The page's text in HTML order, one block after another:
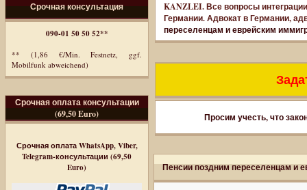
Срочная консультация
090-01 50 50 52**
** (1,86 €/Min. Festnetz, ggf.
Mobilfunk abweichend)
Срочная оплата консультации
(69,50 Euro)
Срочная оплата WhatsApp, Viber,
Telegram-консультации (69,50
Euro)
KANZLEI. Все вопросы
Германии. Адвокат в Германии,
переселенцам и еврейским
Просим учесть, что
Пенсии поздним переселенцам и